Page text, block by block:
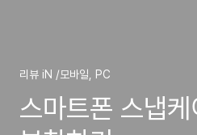
리뷰 iN /모바일, PC
스마트폰 스냅